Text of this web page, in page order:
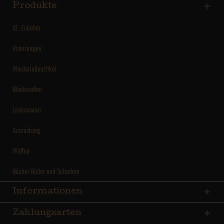
Produkte
VL-Zubehör
Visierungen
Wiederladeartikel
Blankwaffen
Lederwaren
Ausrüstung
Waffen
Bücher Bilder und Scheiben
Informationen
Zahlungsarten